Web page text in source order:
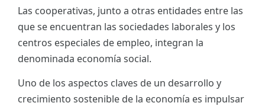
ES
Las cooperativas, junto a otras entidades entre las
que se encuentran las sociedades laborales y los
centros especiales de empleo, integran la
denominada economía social.
Uno de los aspectos claves de un desarrollo y
crecimiento sostenible de la economía es impulsar